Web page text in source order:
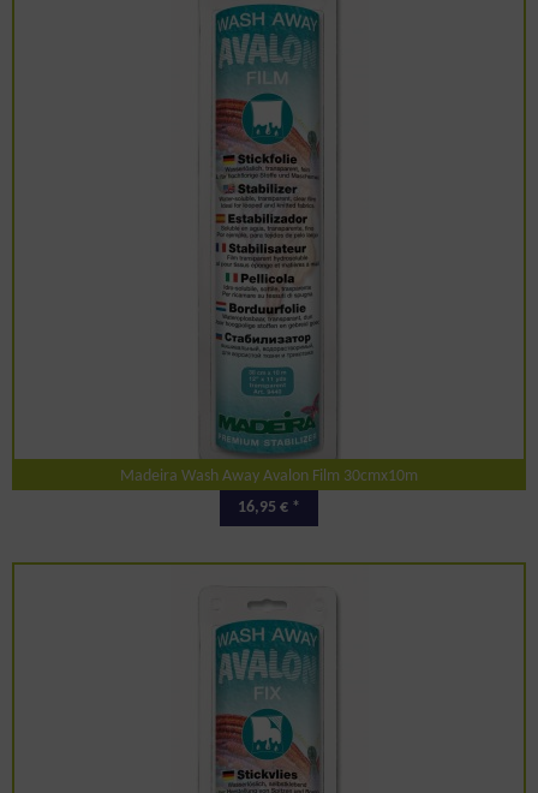
Madeira Wash Away Avalon Film 30cmx10m
16,95 € *